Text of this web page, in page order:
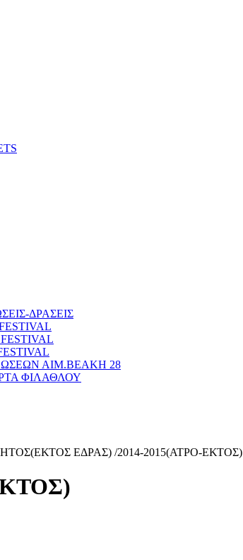
ΔΡΑΣΕΙΣ
ΑΙΜ.ΒΕΑΚΗ 28
ΦΙΛΑΘΛΟΥ
ΕΔΡΑΣ) /2014-2015(ΑΤΡΟ-ΕΚΤΟΣ)